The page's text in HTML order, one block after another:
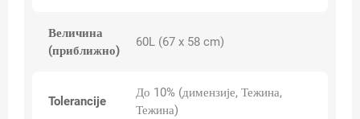
Величина
(приближно)
60L (67 x 58 cm)
Tolerancije
До 10% (димензије, Тежина,
Тежина)